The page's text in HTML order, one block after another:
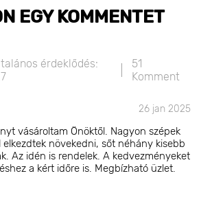
EGY KOMMENTET
érdeklődés:
51
Komment
26 jan 2025
vásároltam Önöktől. Nagyon szépek
elkezdtek növekedni, sőt néhány kisebb
Az idén is rendelek. A kedvezményeket
a kért időre is. Megbízható üzlet.